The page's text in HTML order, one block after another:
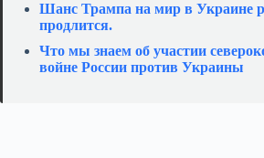
Шанс Трампа на мир в Украине
продлится.
Что мы знаем об участии
войне России против Украины